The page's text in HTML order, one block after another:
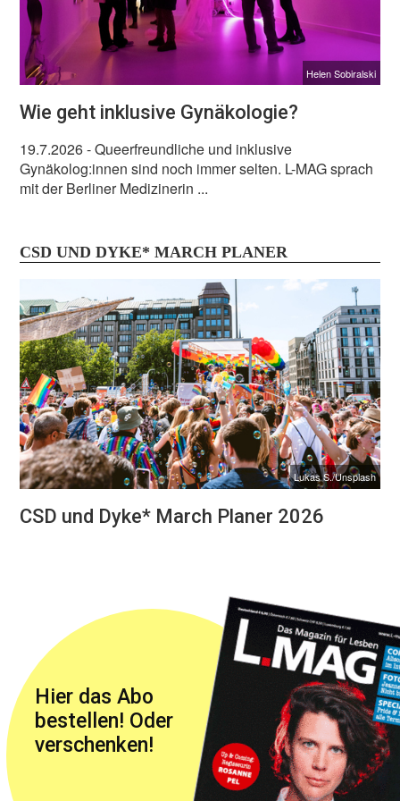
Helen Sobiralski
Wie geht inklusive Gynäkologie?
19.7.2026- Queerfreundliche und inklusive
Gynäkolog:innen sind noch immer selten. L-MAG sprach
mit der Berliner Medizinerin ...
CSD UND DYKE* MARCH PLANER
Lukas S./Unsplash
CSD und Dyke* March Planer 2026
Hier das Abo
bestellen! Oder
verschenken!